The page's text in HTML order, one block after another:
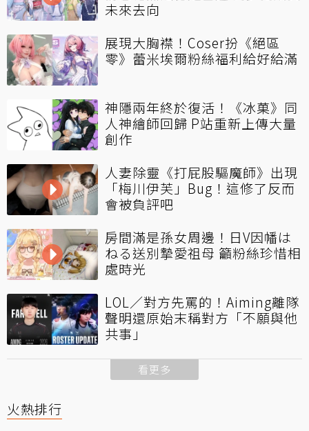
未來去向
展現大胸襟！Coser扮《絕區
零》蕾米埃爾粉絲福利給好給滿
神隱兩年終於復活！《冰菓》同
人神繪師回歸 P站重新上傳大量
創作
人妻除靈《打屁股驅魔師》出現
「梅川伊芙」Bug！這修了反而
會被負評吧
房間滿是孫女周邊！日V因幡は
ねる送別摯愛祖母 籲粉絲珍惜相
處時光
LOL／對方先罵的！Aiming離隊
聲明還原始末稱對方「不願與他
共事」
看更多
火熱排行